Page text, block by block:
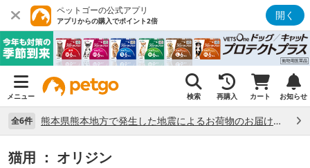
ペットゴーの公式アプリ
アプリからの購入でポイント2倍 開く
メニュー 検索 再購入 カート お知らせ
全6件 熊本県熊本地方で発生した地震によるお荷物のお届け状況について （7/28）
猫用 ： オリジン